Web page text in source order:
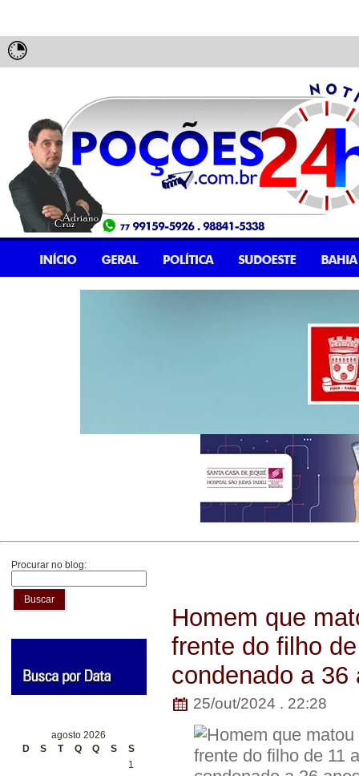
Procurar no blog:
Buscar
agosto 2026
D
S T Q Q S
S
1
Homem que
frente do filho
condenado a 36
25/out/2024 . 22:28